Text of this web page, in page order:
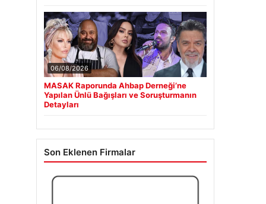
06/08/2026
MASAK Raporunda Ahbap Derneği’ne
Yapılan Ünlü Bağışları ve Soruşturmanın
Detayları
Son Eklenen Firmalar